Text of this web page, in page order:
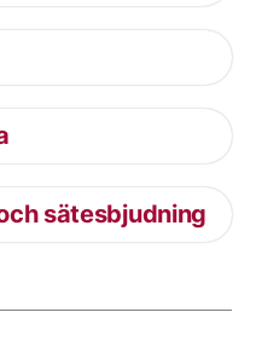
sätesbjudning